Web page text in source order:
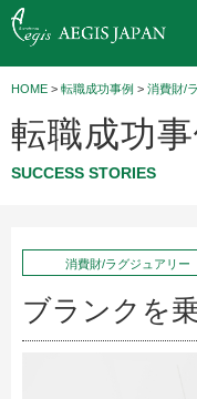
HOME > 転職成功事例 > 消費財/
転職成功事
SUCCESS STORIES
消費財/ラグジュアリー
ブランクを